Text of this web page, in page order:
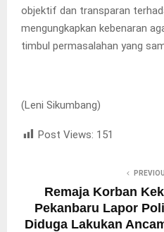
objektif dan transparan
mengungkapkan kebenaran
timbul permasalahan yang
(Leni Sikumbang)
Post Views: 151
Remaja Korban
Pekanbaru Lapor
Diduga Lakukan